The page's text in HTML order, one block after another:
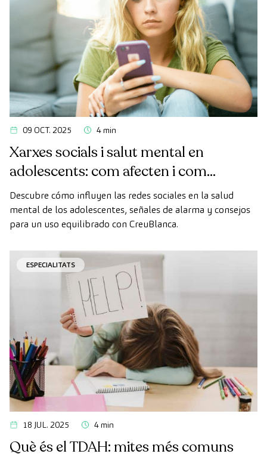
09 OCT. 2025 4 min
Xarxes socials i salut mental en
adolescents: com afecten i com
acompanyar des de la família
Descubre cómo influyen las redes sociales en la salud
mental de los adolescentes, señales de alarma y consejos
para un uso equilibrado con CreuBlanca.
ESPECIALITATS
18 JUL. 2025 4 min
Què és el TDAH: mites més comuns